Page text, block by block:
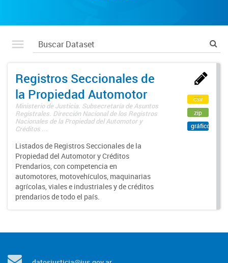
Registros Seccionales de
la Propiedad Automotor
Ministerio de Justicia. Subsecretaría de Asuntos
Registrales. Dirección Nacional de los Registros
Nacionales de la Propiedad del Automotor y
Créditos ...
Listados de Registros Seccionales de la
Propiedad del Automotor y Créditos
Prendarios, con competencia en
automotores, motovehículos, maquinarias
agrícolas, viales e industriales y de créditos
prendarios de todo el país.
csv
zip
gráfico